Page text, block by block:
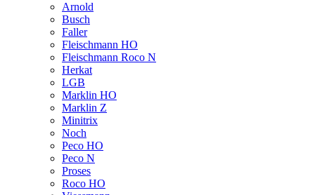
Arnold
Busch
Faller
Fleischmann HO
Fleischmann Roco N
Herkat
LGB
Marklin HO
Marklin Z
Minitrix
Noch
Peco HO
Peco N
Proses
Roco HO